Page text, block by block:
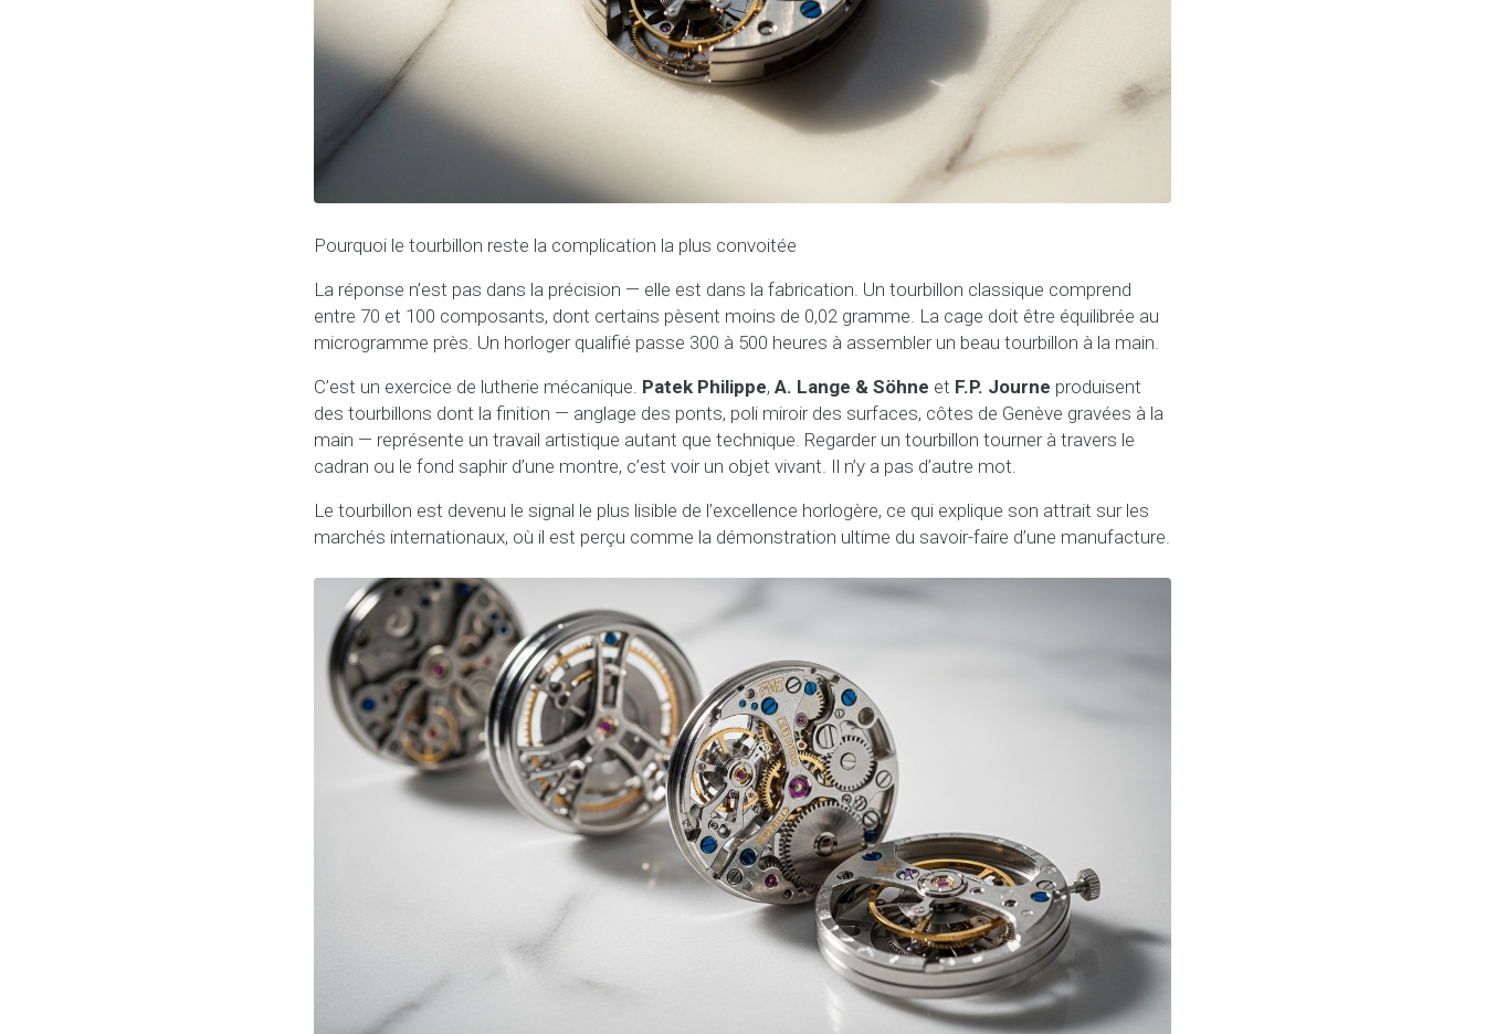
Pourquoi le tourbillon reste la complication la plus convoitée
La réponse n’est pas dans la précision — elle est dans la fabrication. Un tourbillon classique comprend
entre 70 et 100 composants, dont certains pèsent moins de 0,02 gramme. La cage doit être équilibrée au
microgramme près. Un horloger qualifié passe 300 à 500 heures à assembler un beau tourbillon à la main.
C’est un exercice de lutherie mécanique. Patek Philippe, A. Lange & Söhne et F.P. Journe produisent
des tourbillons dont la finition — anglage des ponts, poli miroir des surfaces, côtes de Genève gravées à la
main — représente un travail artistique autant que technique. Regarder un tourbillon tourner à travers le
cadran ou le fond saphir d’une montre, c’est voir un objet vivant. Il n’y a pas d’autre mot.
Le tourbillon est devenu le signal le plus lisible de l’excellence horlogère, ce qui explique son attrait sur les
marchés internationaux, où il est perçu comme la démonstration ultime du savoir-faire d’une manufacture.